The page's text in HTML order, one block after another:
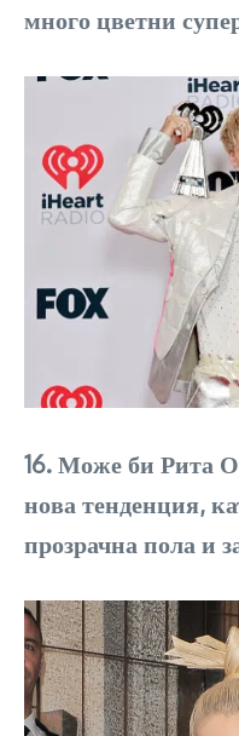
много цветни
16. Може би Рита
нова тенденция,
прозрачна пола и